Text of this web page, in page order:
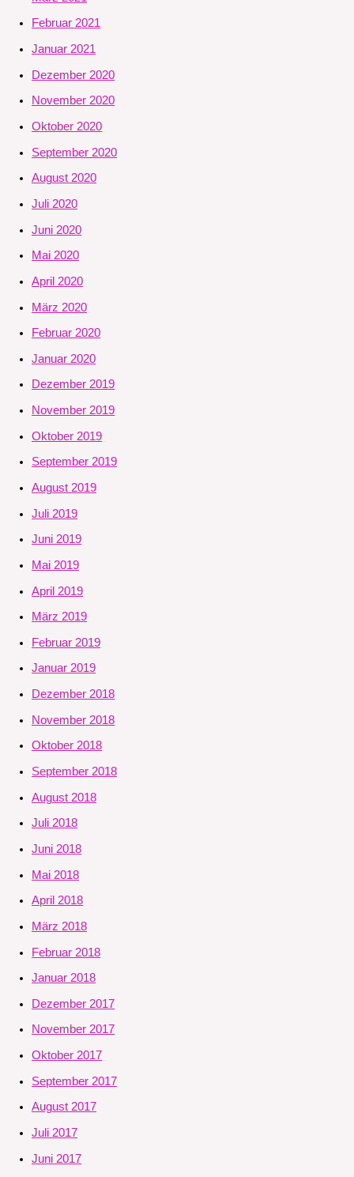
Februar 2021
Januar 2021
Dezember 2020
November 2020
Oktober 2020
September 2020
August 2020
Juli 2020
Juni 2020
Mai 2020
April 2020
März 2020
Februar 2020
Januar 2020
Dezember 2019
November 2019
Oktober 2019
September 2019
August 2019
Juli 2019
Juni 2019
Mai 2019
April 2019
März 2019
Februar 2019
Januar 2019
Dezember 2018
November 2018
Oktober 2018
September 2018
August 2018
Juli 2018
Juni 2018
Mai 2018
April 2018
März 2018
Februar 2018
Januar 2018
Dezember 2017
November 2017
Oktober 2017
September 2017
August 2017
Juli 2017
Juni 2017